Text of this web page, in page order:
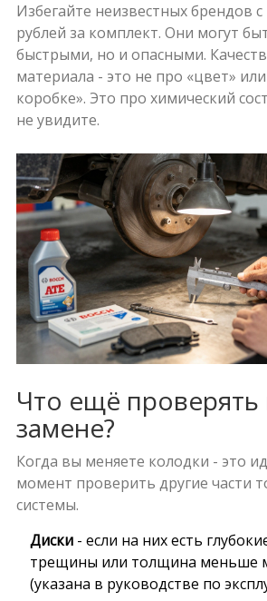
Избегайте неизвестных брендов
рублей за комплект. Они могут
быстрыми, но и опасными.
материала - это не про «цвет»
коробке». Это про химический
не увидите.
Что ещё проверять
замене?
Когда вы меняете колодки - это
момент проверить другие части
системы.
Диски- если на них есть
трещины или толщина меньше
(указана в руководстве по